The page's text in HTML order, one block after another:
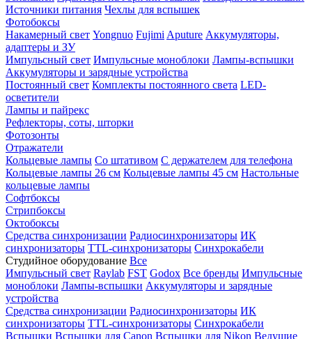
Источники питания Чехлы для вспышек
Фотобоксы
Накамерный свет Yongnuo Fujimi Aputure Аккумуляторы,
адаптеры и ЗУ
Импульсный свет Импульсные моноблоки Лампы-вспышки
Аккумуляторы и зарядные устройства
Постоянный свет Комплекты постоянного света LED-
осветители
Лампы и пайрекс
Рефлекторы, соты, шторки
Фотозонты
Отражатели
Кольцевые лампы Со штативом С держателем для телефона
Кольцевые лампы 26 см Кольцевые лампы 45 см Настольные
кольцевые лампы
Софтбоксы
Стрипбоксы
Октобоксы
Средства синхронизации Радиосинхронизаторы ИК
синхронизаторы TTL-синхронизаторы Синхрокабели
Студийное оборудование Все
Импульсный свет Raylab FST Godox Все бренды Импульсные
моноблоки Лампы-вспышки Аккумуляторы и зарядные
устройства
Средства синхронизации Радиосинхронизаторы ИК
синхронизаторы TTL-синхронизаторы Синхрокабели
Вспышки Вспышки для Canon Вспышки для Nikon Ведущие